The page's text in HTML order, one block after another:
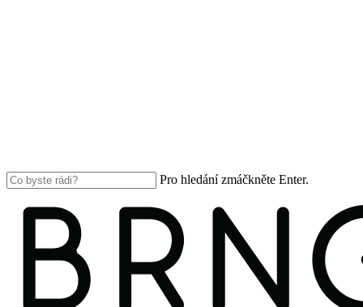
Pro hledání zmáčkněte Enter.
Search